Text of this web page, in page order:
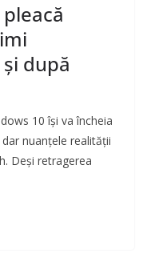
după
10 își va încheia
nuanțele realității
Deși retragerea